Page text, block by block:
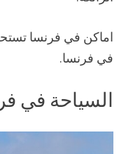
اماكن في فرنسا تستحق
في فرنسا.
السياحة في